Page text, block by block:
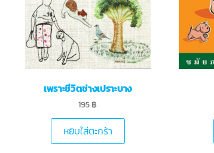
เพราะชีวิตช่างเปราะบาง
195 ฿
หยิบใส่ตะกร้า